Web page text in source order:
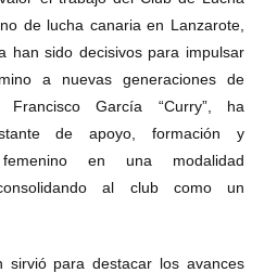
de lucha canaria en Lanzarote,
han sido decisivos para impulsar
a nuevas generaciones de
Francisco García “Curry”, ha
de apoyo, formación y
en una modalidad
al club como un
sirvió para destacar los avances